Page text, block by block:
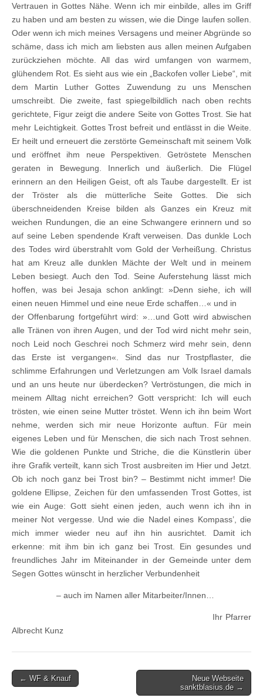
Vertrauen in Gottes Nähe. Wenn ich mir einbilde, alles im Griff
zu haben und am besten zu wissen, wie die Dinge laufen sollen.
Oder wenn ich mich meines Versagens und meiner Abgründe so
schäme, dass ich mich am liebsten aus allen meinen Aufgaben
zurückziehen möchte. All das wird umfangen von warmem,
glühendem Rot. Es sieht aus wie ein „Backofen voller Liebe“, mit
dem Martin Luther Gottes Zuwendung zu uns Menschen
umschreibt. Die zweite, fast spiegelbildlich nach oben rechts
gerichtete, Figur zeigt die andere Seite von Gottes Trost. Sie hat
mehr Leichtigkeit. Gottes Trost befreit und entlässt in die Weite.
Er heilt und erneuert die zerstörte Gemeinschaft mit seinem Volk
und eröffnet ihm neue Perspektiven. Getröstete Menschen
geraten in Bewegung. Innerlich und äußerlich. Die Flügel
erinnern an den Heiligen Geist, oft als Taube dargestellt. Er ist
der Tröster als die mütterliche Seite Gottes. Die sich
überschneidenden Kreise bilden als Ganzes ein Kreuz mit
weichen Rundungen, die an eine Schwangere erinnern und so
auf seine Leben spendende Kraft verweisen. Das dunkle Loch
des Todes wird überstrahlt vom Gold der Verheißung. Christus
hat am Kreuz alle dunklen Mächte der Welt und in meinem
Leben besiegt. Auch den Tod. Seine Auferstehung lässt mich
hoffen, was bei Jesaja schon anklingt: »Denn siehe, ich will
einen neuen Himmel und eine neue Erde schaffen…« und in
der Offenbarung fortgeführt wird: »…und Gott wird abwischen
alle Tränen von ihren Augen, und der Tod wird nicht mehr sein,
noch Leid noch Geschrei noch Schmerz wird mehr sein, denn
das Erste ist vergangen«. Sind das nur Trostpflaster, die
schlimme Erfahrungen und Verletzungen am Volk Israel damals
und an uns heute nur überdecken? Vertröstungen, die mich in
meinem Alltag nicht erreichen? Gott verspricht: Ich will euch
trösten, wie einen seine Mutter tröstet. Wenn ich ihn beim Wort
nehme, werden sich mir neue Horizonte auftun. Für mein
eigenes Leben und für Menschen, die sich nach Trost sehnen.
Wie die goldenen Punkte und Striche, die die Künstlerin über
ihre Grafik verteilt, kann sich Trost ausbreiten im Hier und Jetzt.
Ob ich noch ganz bei Trost bin? – Bestimmt nicht immer! Die
goldene Ellipse, Zeichen für den umfassenden Trost Gottes, ist
wie ein Auge: Gott sieht einen jeden, auch wenn ich ihn in
meiner Not vergesse. Und wie die Nadel eines Kompass’, die
mich immer wieder neu auf ihn hin ausrichtet. Damit ich
erkenne: mit ihm bin ich ganz bei Trost. Ein gesundes und
freundliches Jahr im Miteinander in der Gemeinde unter dem
Segen Gottes wünscht in herzlicher Verbundenheit
– auch im Namen aller Mitarbeiter/Innen…
Ihr Pfarrer
Albrecht Kunz
Post
← WF & Knauf
Neue Webseite
sanktblasius.de →